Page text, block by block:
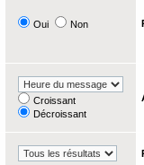
Oui Non
Croissant
Décroissant